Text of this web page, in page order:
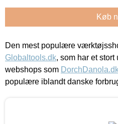
Køb
Den mest populære
Globaltools.dk, som har et
webshops som
populære iblandt danske